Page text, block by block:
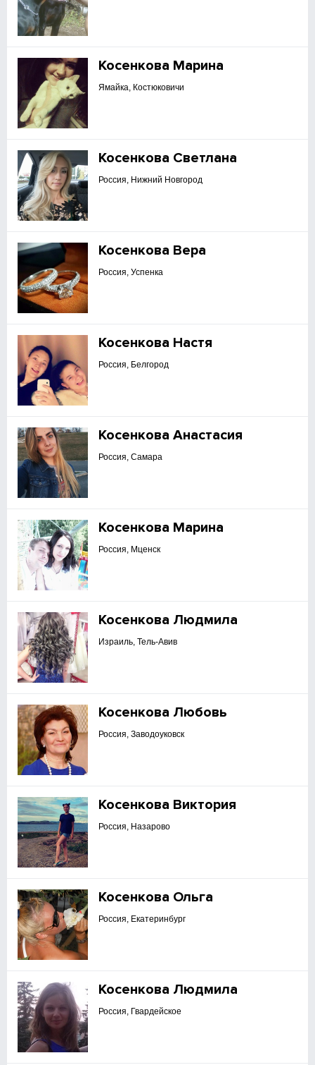
Косенкова Марина
Ямайка, Костюковичи
Косенкова Светлана
Россия, Нижний Новгород
Косенкова Вера
Россия, Успенка
Косенкова Настя
Россия, Белгород
Косенкова Анастасия
Россия, Самара
Косенкова Марина
Россия, Мценск
Косенкова Людмила
Израиль, Тель-Авив
Косенкова Любовь
Россия, Заводоуковск
Косенкова Виктория
Россия, Назарово
Косенкова Ольга
Россия, Екатеринбург
Косенкова Людмила
Россия, Гвардейское